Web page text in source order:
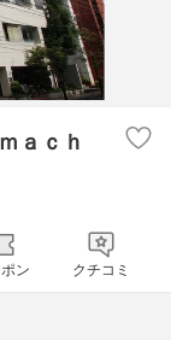
ａｃｈ
ン クチコミ